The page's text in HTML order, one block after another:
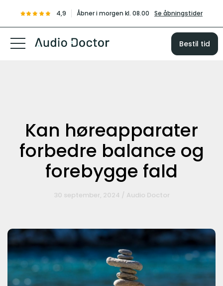
4,9 Åbner i morgen kl. 08.00 Se åbningstider
Bestil tid
Kan høreapparater
forbedre balance og
forebygge fald
30 september, 2024 / Audio Doctor